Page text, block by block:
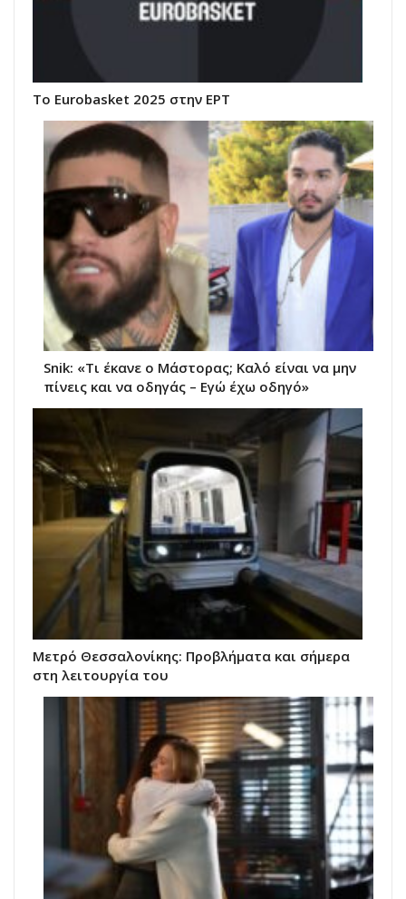
Το Eurobasket 2025 στην ΕΡΤ
Snik: «Τι έκανε ο Μάστορας; Καλό είναι να μην
πίνεις και να οδηγάς – Εγώ έχω οδηγό»
Μετρό Θεσσαλονίκης: Προβλήματα και σήμερα
στη λειτουργία του